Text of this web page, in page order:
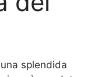
splendida